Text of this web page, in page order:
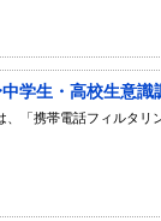
学生・高校生意識
「携帯電話フィルタ